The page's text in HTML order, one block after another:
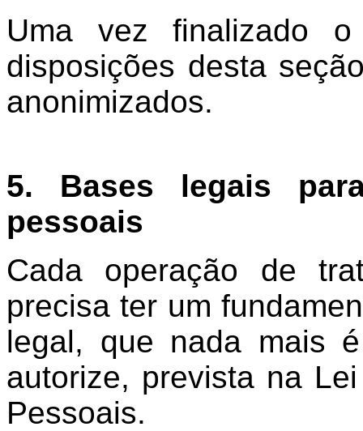
Uma vez finalizado o
disposições desta
anonimizados.
5. Bases legais
pessoais
Cada operação de
precisa ter um
legal, que nada mais
autorize, prevista na
Pessoais.